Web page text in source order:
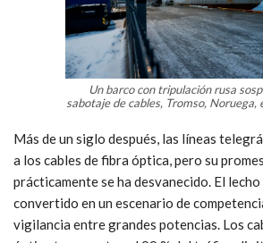
Un barco con tripulación rusa
sabotaje de cables, Tromso, Noruega,
Más de un siglo después, las líneas
a los cables de fibra óptica, pero su
prácticamente se ha desvanecido. El lecho
convertido en un escenario de
vigilancia entre grandes potencias. Los